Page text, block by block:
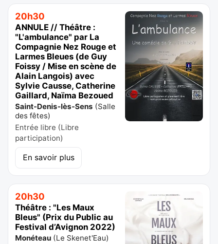
20h30
ANNULE // Théâtre :
"L'ambulance" par La
Compagnie Nez Rouge et
Larmes Bleues (de Guy
Foissy / Mise en scène de
Alain Langois) avec
Sylvie Causse, Catherine
Gaillard, Naïma Bezoued
Saint-Denis-lès-Sens (Salle
des fêtes)
Entrée libre (Libre
participation)
En savoir plus
20h30
Théâtre : "Les Maux
Bleus" (Prix du Public au
Festival d’Avignon 2022)
Monéteau (Le Skenet'Eau)